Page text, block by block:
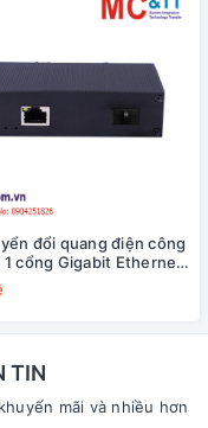
đổi quang điện công
1 cổng Gigabit Ethernet
SFP USR-6311G-
TIN
mãi và nhiều hơn